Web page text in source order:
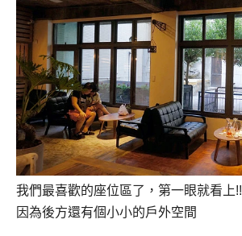
我們最喜歡的座位區了，第一眼就看上!!
因為後方還有個小小的戶外空間